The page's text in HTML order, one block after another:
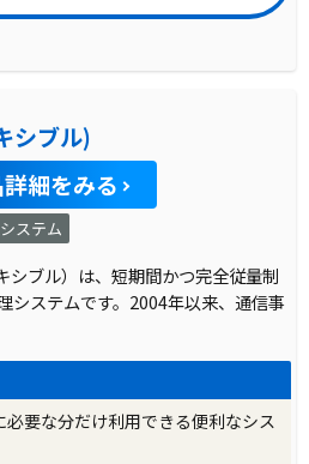
シブル)
細をみる
ステム
シブル）は、短期間かつ完全従量制
システムです。2004年以来、通信事
要な分だけ利用できる便利なシス